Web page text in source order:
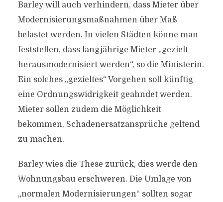
Barley will auch verhindern, dass Mieter über
Modernisierungsmaßnahmen über Maß
belastet werden. In vielen Städten könne man
feststellen, dass langjährige Mieter „gezielt
herausmodernisiert werden“, so die Ministerin.
Ein solches „gezieltes“ Vorgehen soll künftig
eine Ordnungswidrigkeit geahndet werden.
Mieter sollen zudem die Möglichkeit
bekommen, Schadenersatzansprüche geltend
zu machen.
Barley wies die These zurück, dies werde den
Wohnungsbau erschweren. Die Umlage von
„normalen Modernisierungen“ sollten sogar